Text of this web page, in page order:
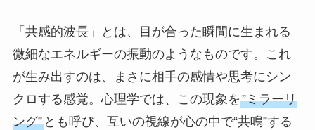
「共感的波長」とは、目が合った瞬間に生まれる
微細なエネルギーの振動のようなものです。これ
が生み出すのは、まさに相手の感情や思考にシン
クロする感覚。心理学では、この現象を”ミラーリ
ング”とも呼び、互いの視線が心の中で“共鳴”する